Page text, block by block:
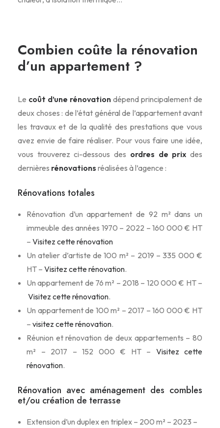
Combien coûte la rénovation
d’un appartement ?
Le coût d’une rénovation dépend principalement de
deux choses : de l’état général de l’appartement avant
les travaux et de la qualité des prestations que vous
avez envie de faire réaliser. Pour vous faire une idée,
vous trouverez ci-dessous des ordres de prix des
dernières rénovations réalisées à l’agence :
Rénovations totales
Rénovation d’un appartement de 92 m² dans un
immeuble des années 1970 – 2022 – 160 000 € HT
– Visitez cette rénovation
Un atelier d’artiste de 100 m² – 2019 – 335 000 €
HT – Visitez cette rénovation.
Un appartement de 76 m² – 2018 – 120 000 € HT –
Visitez cette rénovation.
Un appartement de 100 m² – 2017 – 160 000 € HT
– visitez cette rénovation.
Réunion et rénovation de deux appartements – 80
m² – 2017 – 152 000 € HT – Visitez cette
rénovation.
Rénovation avec aménagement des combles
et/ou création de terrasse
Extension d’un duplex en triplex – 200 m² – 2023 –